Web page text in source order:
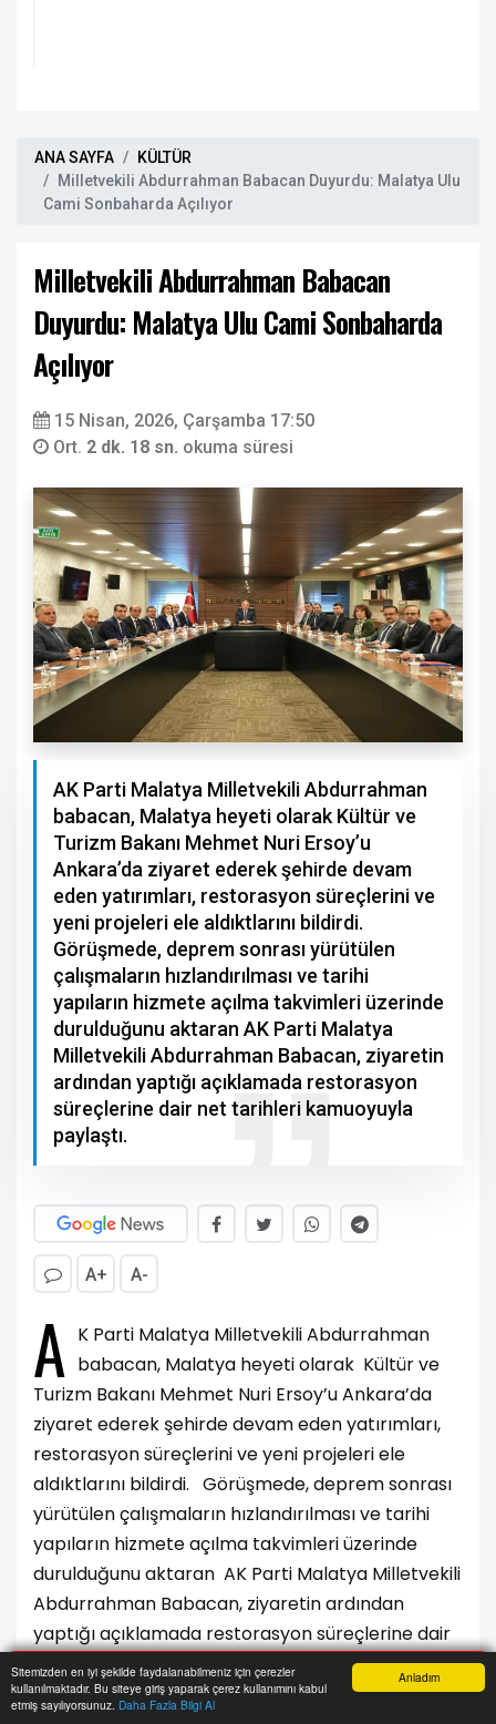
Anladım
Sitemizden en iyi şekilde faydalanabilmeniz için çerezler
kullanılmaktadır. Bu siteye giriş yaparak çerez kullanımını kabul
etmiş sayılıyorsunuz. Daha Fazla Bilgi Al
ANA SAYFA
KÜLTÜR
Milletvekili Abdurrahman Babacan Duyurdu: Malatya Ulu
Cami Sonbaharda Açılıyor
Milletvekili Abdurrahman Babacan
Duyurdu: Malatya Ulu Cami Sonbaharda
Açılıyor
15 Nisan, 2026, Çarşamba 17:50
Ort. 2 dk. 18 sn. okuma süresi
AK Parti Malatya Milletvekili Abdurrahman
babacan, Malatya heyeti olarak Kültür ve
Turizm Bakanı Mehmet Nuri Ersoy’u
Ankara’da ziyaret ederek şehirde devam
eden yatırımları, restorasyon süreçlerini ve
yeni projeleri ele aldıktlarını bildirdi.
Görüşmede, deprem sonrası yürütülen
çalışmaların hızlandırılması ve tarihi
yapıların hizmete açılma takvimleri üzerinde
durulduğunu aktaran AK Parti Malatya
Milletvekili Abdurrahman Babacan, ziyaretin
ardından yaptığı açıklamada restorasyon
süreçlerine dair net tarihleri kamuoyuyla
paylaştı.
A+ A-
A K Parti Malatya Milletvekili Abdurrahman
babacan, Malatya heyeti olarak Kültür ve
Turizm Bakanı Mehmet Nuri Ersoy’u Ankara’da
ziyaret ederek şehirde devam eden yatırımları,
restorasyon süreçlerini ve yeni projeleri ele
aldıktlarını bildirdi. Görüşmede, deprem sonrası
yürütülen çalışmaların hızlandırılması ve tarihi
yapıların hizmete açılma takvimleri üzerinde
durulduğunu aktaran AK Parti Malatya Milletvekili
Abdurrahman Babacan, ziyaretin ardından
yaptığı açıklamada restorasyon süreçlerine dair
net tarihleri kamuoyuyla paylaştı.
Anasayfa Yazarlar Haber Ara İhbar Hattı Menu